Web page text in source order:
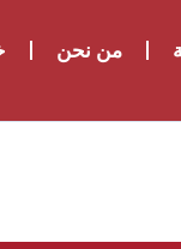
من نحن